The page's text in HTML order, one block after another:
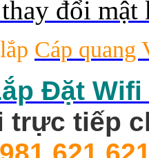
đổi
Cáp quang
Đặt
trực tiếp